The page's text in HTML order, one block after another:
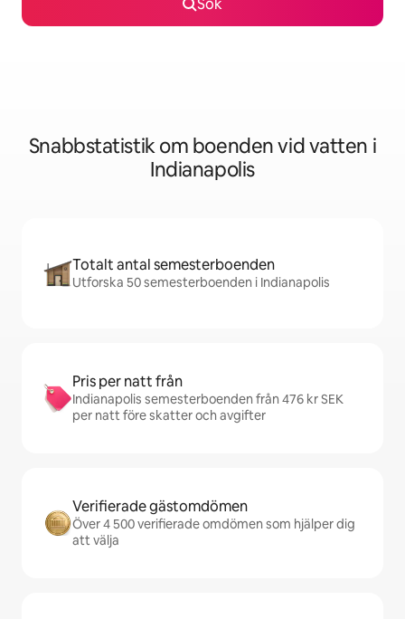
Sök
Snabbstatistik om boenden vid vatten i
Indianapolis
Totalt antal semesterboenden
Utforska 50 semesterboenden i Indianapolis
Pris per natt från
Indianapolis semesterboenden från 476 kr SEK
per natt före skatter och avgifter
Verifierade gästomdömen
Över 4 500 verifierade omdömen som hjälper dig
att välja